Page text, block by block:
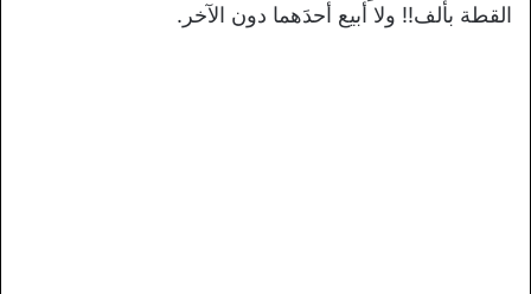
القطة بألف!! ولا أبيع أحدَهما دون الآخر.